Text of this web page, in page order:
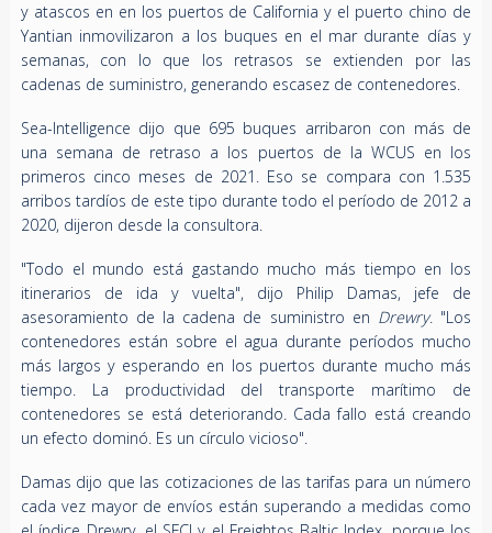
y atascos en en los puertos de California y el puerto chino de
Yantian inmovilizaron a los buques en el mar durante días y
semanas, con lo que los retrasos se extienden por las
cadenas de suministro, generando escasez de contenedores.
Sea-Intelligence dijo que 695 buques arribaron con más de
una semana de retraso a los puertos de la WCUS en los
primeros cinco meses de 2021. Eso se compara con 1.535
arribos tardíos de este tipo durante todo el período de 2012 a
2020, dijeron desde la consultora.
"Todo el mundo está gastando mucho más tiempo en los
itinerarios de ida y vuelta", dijo Philip Damas, jefe de
asesoramiento de la cadena de suministro en Drewry. "Los
contenedores están sobre el agua durante períodos mucho
más largos y esperando en los puertos durante mucho más
tiempo. La productividad del transporte marítimo de
contenedores se está deteriorando. Cada fallo está creando
un efecto dominó. Es un círculo vicioso".
Damas dijo que las cotizaciones de las tarifas para un número
cada vez mayor de envíos están superando a medidas como